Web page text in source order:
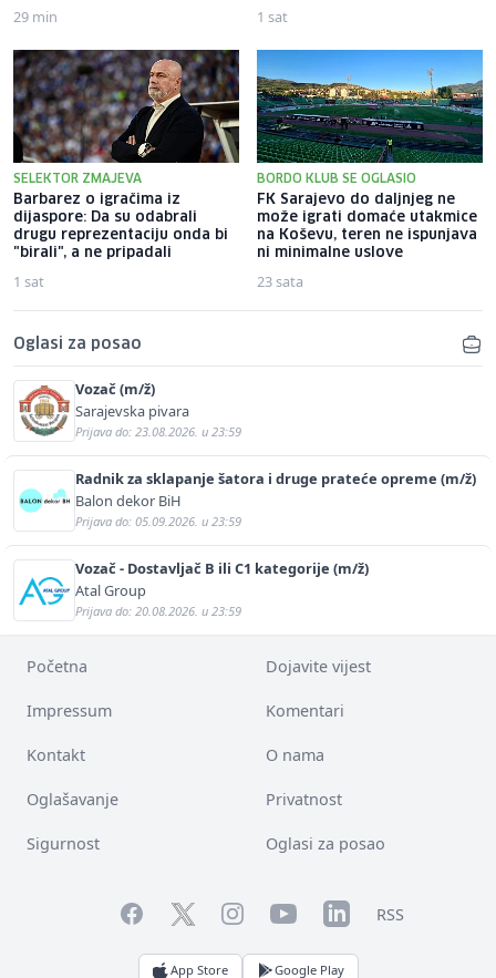
29 min 1 sat
SELEKTOR ZMAJEVA
Barbarez o igračima iz
dijaspore: Da su odabrali
drugu reprezentaciju onda bi
"birali", a ne pripadali
1 sat
BORDO KLUB SE OGLASIO
FK Sarajevo do daljnjeg ne
može igrati domaće utakmice
na Koševu, teren ne ispunjava
ni minimalne uslove
23 sata
Oglasi za posao
Vozač (m/ž)
Sarajevska pivara
Prijava do: 23.08.2026. u 23:59
Radnik za sklapanje šatora i druge prateće opreme (m/ž)
Balon dekor BiH
Prijava do: 05.09.2026. u 23:59
Vozač - Dostavljač B ili C1 kategorije (m/ž)
Atal Group
Prijava do: 20.08.2026. u 23:59
Početna Dojavite vijest
Impressum Komentari
Kontakt O nama
Oglašavanje Privatnost
Sigurnost Oglasi za posao
FacebookTwitterInstagramYouTubeLinkedInRSS
App Store Google Play